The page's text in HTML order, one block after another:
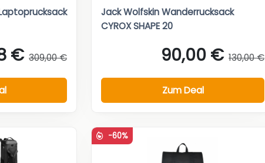
€ 309,00 €
Jack Wolfskin Wanderrucksack
CYROX SHAPE 20
90,00 € 130,00 €
Zum Deal
-60%